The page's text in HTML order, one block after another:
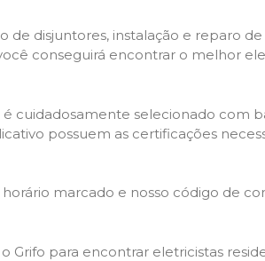
de disjuntores, instalação e reparo de
conseguirá encontrar o melhor
é cuidadosamente selecionado com
possuem as certificações
marcado e nosso código de
Grifo para encontrar eletricistas